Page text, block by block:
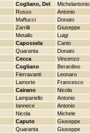
Cogliano, Del Michelantonio
Russo Antonio
Maffucci Donato
Zarrilli Giuseppe
Metallo Luigi
Capossela Canio
Quaranta Donato
Cecca Vincenzo
Cogliano Berardino
Fierravanti Leonaro
Lamorte Francesco
Cairano Nicola
Lampariello Antonio
Iannece Antonio
Nicola Michele
Caputo Giuseppe
Quaranta Giuseppe